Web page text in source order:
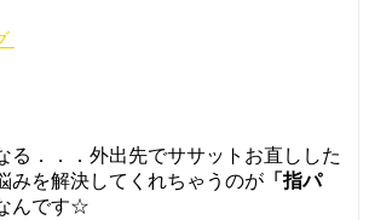
る．．．外出先でササットお直しした
みを解決してくれちゃうのが 「指パ
んです☆